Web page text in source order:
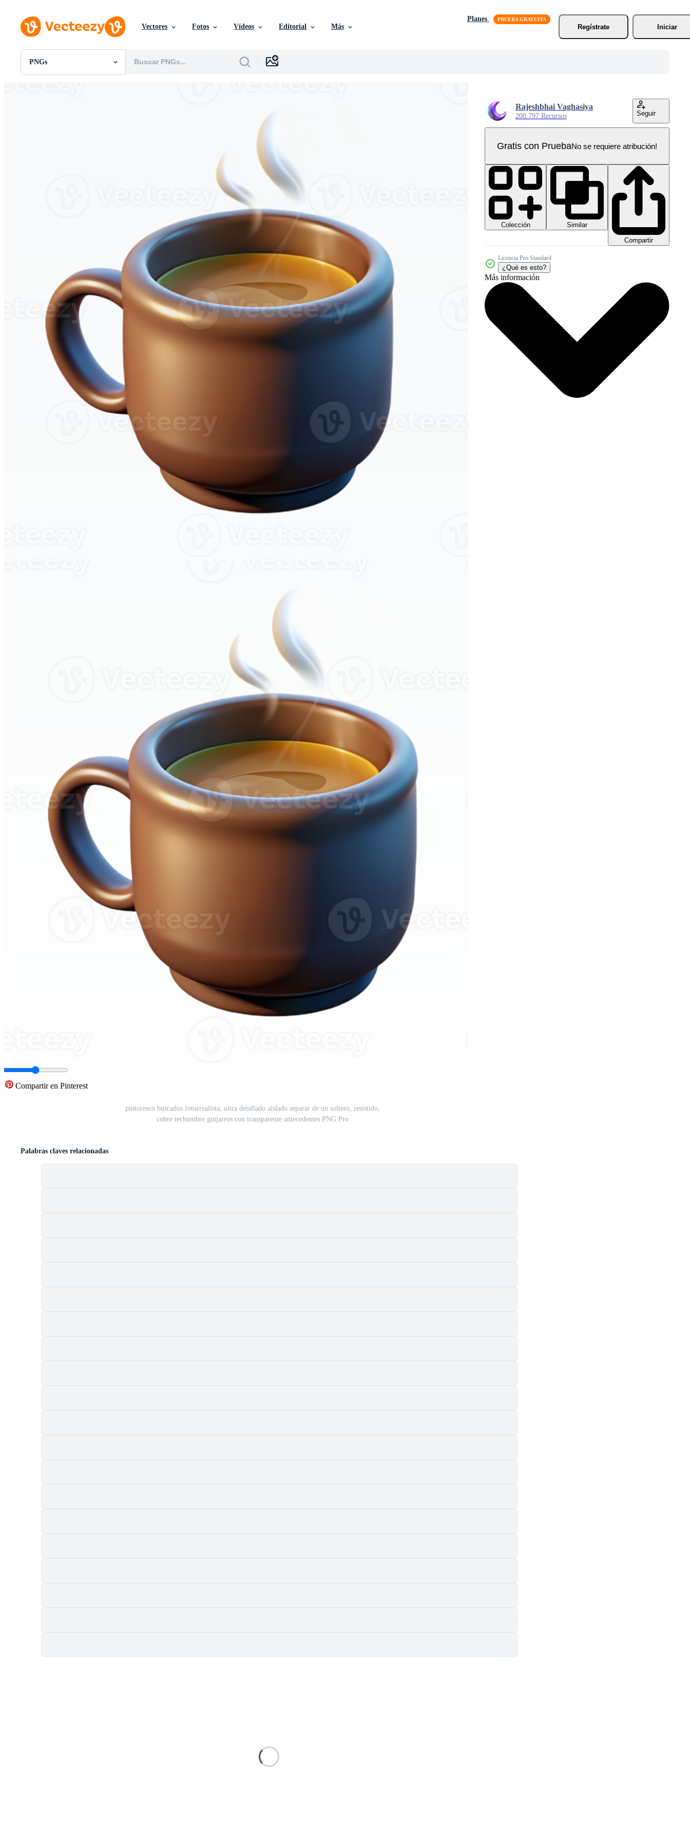
Vectores Fotos Vídeos Editorial Más
Planes
Regístrate
Iniciar
PNGs
Todas Imágenes
Compartir en Pinterest
pintoresco buscados fotorrealista, ultra detallado aislado separar de un soltero, resistido,
cobre techumbre guijarros con transparente antecedentes PNG Pro
Rajeshbhai Vaghasiya
200.797 Recursos Seguir
Gratis con PruebaNo se requiere atribución!
Colección
Similar
Compartir
Licencia Pro Standard
¿Qué es esto?
Más información
Palabras claves relacionadas